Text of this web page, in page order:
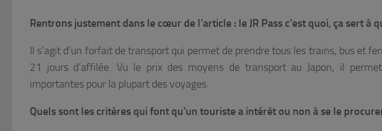
Rentrons justement dans le cœur de l’article : le JR Pass c’est quoi, ça sert à
Il s’agit d’un forfait de transport qui permet de prendre tous les trains, bus et
21 jours d’affilée. Vu le prix des moyens de transport au Japon, il
importantes pour la plupart des voyages.
Quels sont les critères qui font qu’un touriste a intérêt ou non à se le